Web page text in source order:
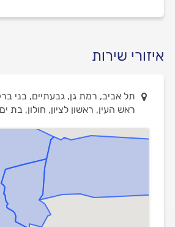
איזורי שירות
תל אביב, רמת גן, גבעתיים, בני
ראש העין, ראשון לציון, חולון, בת ים